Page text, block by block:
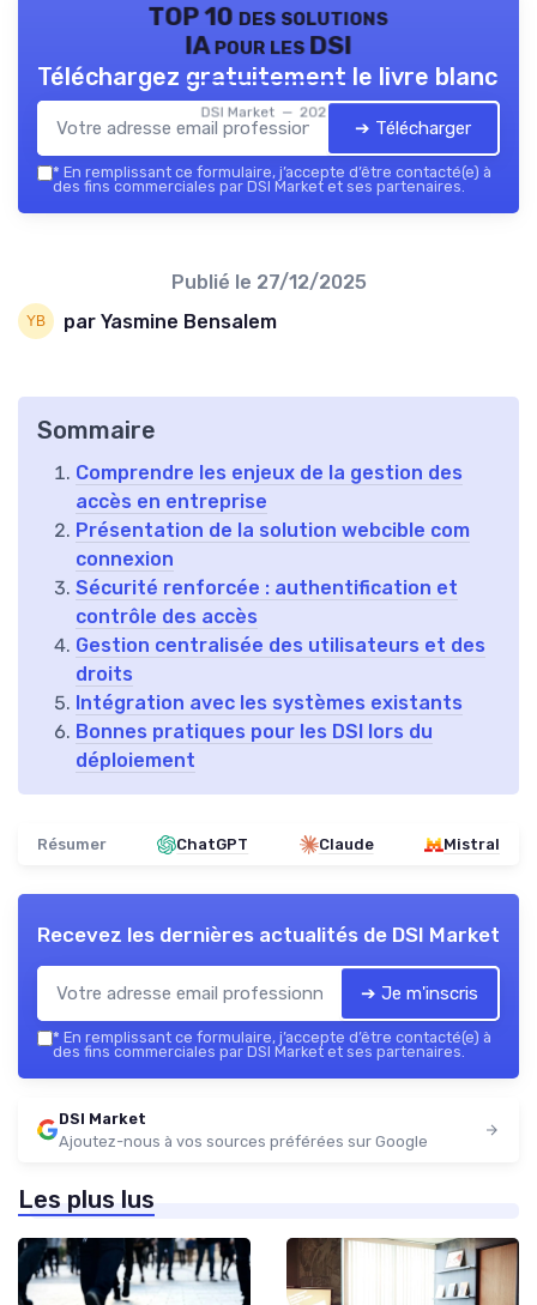
TOP 10 des solutions
IA pour les DSI
DSI Market — 2026
Téléchargez gratuitement le livre blanc
➔ Télécharger
* En remplissant ce formulaire, j’accepte d’être contacté(e) à
des fins commerciales par DSI Market et ses partenaires.
Publié le 27/12/2025
par Yasmine Bensalem
Sommaire
Comprendre les enjeux de la gestion des
accès en entreprise
Présentation de la solution webcible com
connexion
Sécurité renforcée : authentification et
contrôle des accès
Gestion centralisée des utilisateurs et des
droits
Intégration avec les systèmes existants
Bonnes pratiques pour les DSI lors du
déploiement
Résumer ChatGPT Claude Mistral
Recevez les dernières actualités de DSI Market
➔ Je m'inscris
* En remplissant ce formulaire, j’accepte d’être contacté(e) à
des fins commerciales par DSI Market et ses partenaires.
DSI Market
Ajoutez-nous à vos sources préférées sur Google
Les plus lus